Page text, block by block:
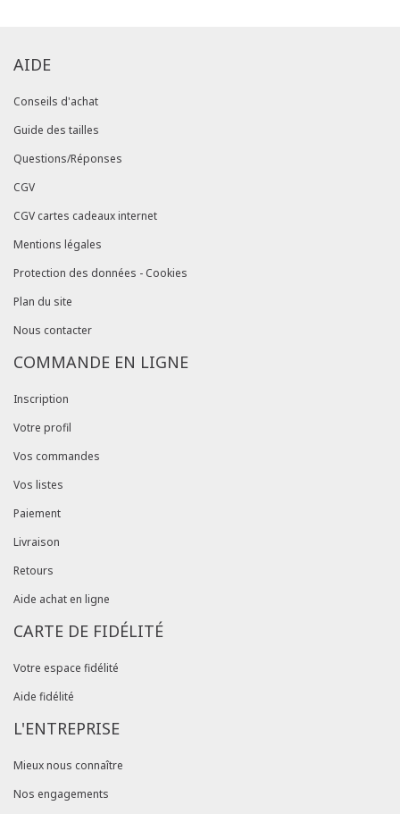
AIDE
Conseils d'achat
Guide des tailles
Questions/Réponses
CGV
CGV cartes cadeaux internet
Mentions légales
Protection des données - Cookies
Plan du site
Nous contacter
COMMANDE EN LIGNE
Inscription
Votre profil
Vos commandes
Vos listes
Paiement
Livraison
Retours
Aide achat en ligne
CARTE DE FIDÉLITÉ
Votre espace fidélité
Aide fidélité
L'ENTREPRISE
Mieux nous connaître
Nos engagements